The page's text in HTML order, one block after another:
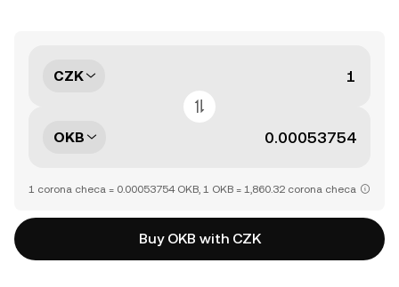
CZK
OKB
1 corona checa = 0.00053754 OKB, 1 OKB = 1,860.32 corona checa
Buy OKB with CZK